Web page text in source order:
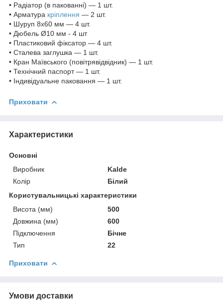
• Радіатор (в пакованні) — 1 шт.
• Арматура кріплення — 2 шт.
• Шуруп 8х60 мм — 4 шт.
• Дюбель Ø10 мм ‐ 4 шт
• Пластиковий фіксатор — 4 шт.
• Сталева заглушка — 1 шт.
• Кран Маївського (повітрявідвідник) — 1 шт.
• Технічний паспорт — 1 шт.
• Індивідуальне паковання — 1 шт.
Приховати
Характеристики
Основні
Виробник
Kalde
Колір
Білий
Користувальницькі характеристики
Висота (мм)
500
Довжина (мм)
600
Підключення
Бічне
Тип
22
Приховати
Умови доставки